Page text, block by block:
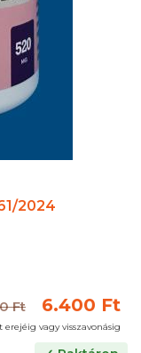
2024
Ft 6.400 Ft
erejéig vagy visszavonásig